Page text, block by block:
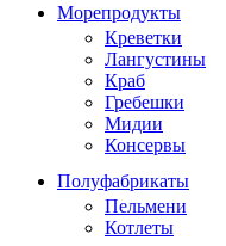
Морепродукты
Креветки
Лангустины
Краб
Гребешки
Мидии
Консервы
Полуфабрикаты
Пельмени
Котлеты